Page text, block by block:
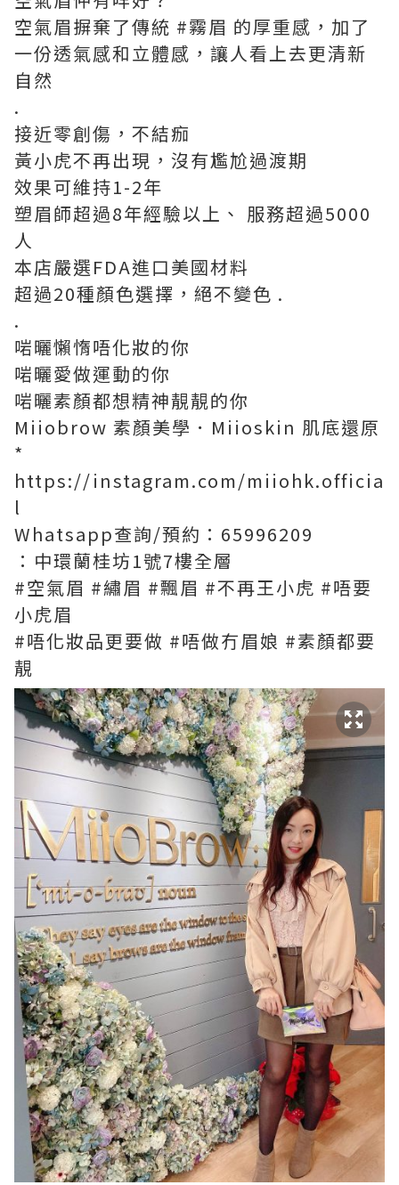
空氣眉摒棄了傳統 #霧眉 的厚重感，加了
一份透氣感和立體感，讓人看上去更清新
自然
.
接近零創傷，不結痂
黃小虎不再出現，沒有尷尬過渡期
效果可維持1-2年
塑眉師超過8年經驗以上、 服務超過5000
人
本店嚴選FDA進口美國材料
超過20種顏色選擇，絕不變色 .
.
啱曬懶惰唔化妝的你
啱曬愛做運動的你
啱曬素顏都想精神靚靚的你
Miiobrow 素顏美學．Miioskin 肌底還原
*
https://instagram.com/miiohk.officia
l
Whatsapp查詢/預約：65996209
：中環蘭桂坊1號7樓全層
#空氣眉 #繡眉 #飄眉 #不再王小虎 #唔要
小虎眉
#唔化妝品更要做 #唔做冇眉娘 #素顏都要
靚